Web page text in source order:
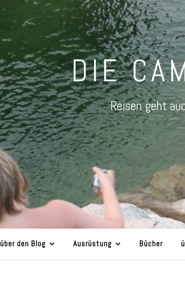
DIE
Reisen geht
über den Blog Ausrüstung Bücher